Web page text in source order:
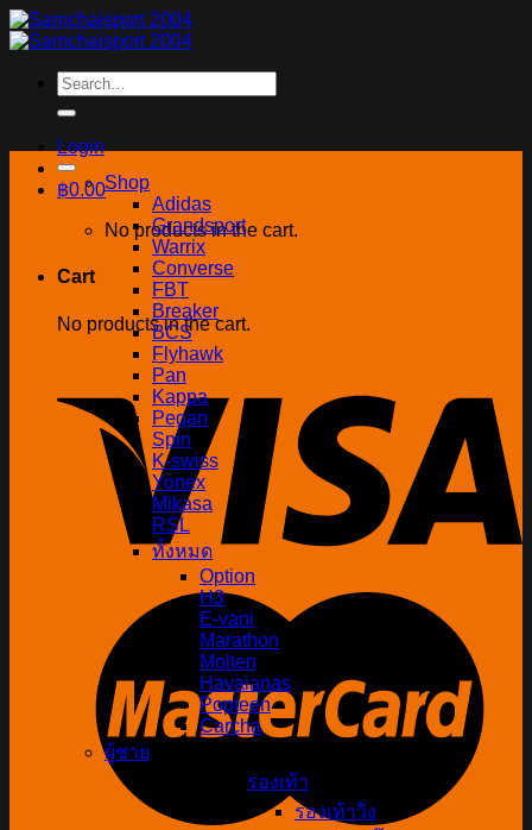
Skip
to
Search
for:
Login
฿0.00
No products in the cart.
Cart
No products in the cart.
Shop
Adidas
Grandsport
Warrix
Converse
FBT
Breaker
BCS
Flyhawk
Pan
Kappa
Pegan
Spin
K-swiss
Yonex
Mikasa
RSL
ทั้งหมด
Option
H3
E-vani
Marathon
Molten
Havaianas
Popteen
Carcha
ผู้ชาย
รองเท้า
รองเท้าวิ่ง